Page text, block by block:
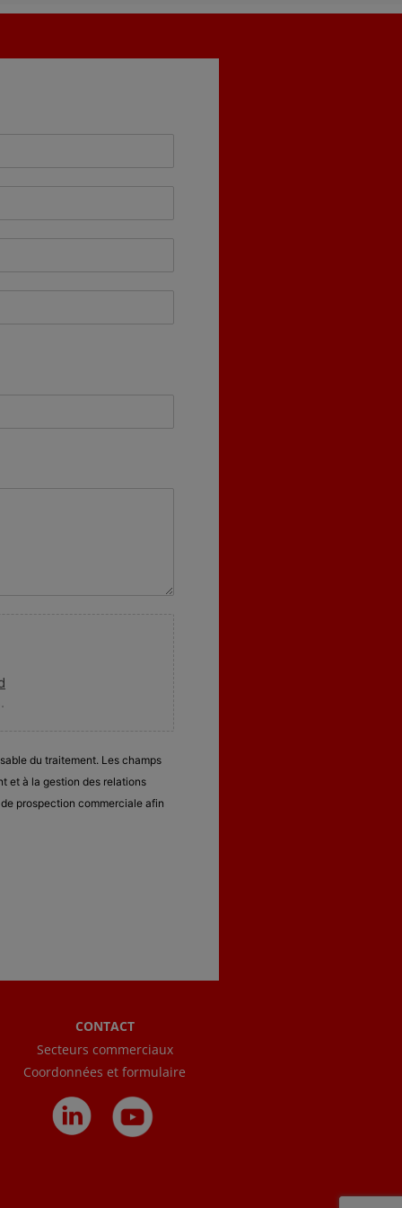
du traitement. Les champs
et à la gestion des relations
prospection commerciale afin
CONTACT
Secteurs commerciaux
Coordonnées et formulaire